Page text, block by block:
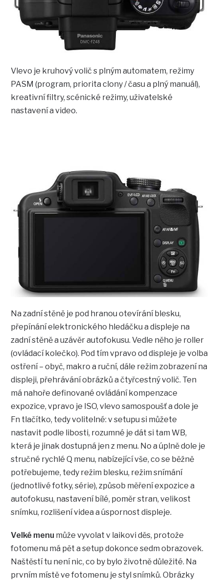
Vlevo je kruhový volič s plným automatem, režimy
PASM (program, priorita clony / času a plný manuál),
kreativní filtry, scénické režimy, uživatelské
nastavení a video.
Na zadní stěně je pod hranou otevírání blesku,
přepínání elektronického hledáčku a displeje na
zadní stěně a uzávěr autofokusu. Vedle něho je roller
(ovládací kolečko). Pod tím vpravo od displeje je volba
ostření – obyč, makro a ruční, dále režim zobrazení na
displeji, přehrávání obrázků a čtyřcestný volič. Ten
má nahoře definované ovládání kompenzace
expozice, vpravo je ISO, vlevo samospoušť a dole je
Fn tlačítko, tedy volitelné: v setupu si můžete
nastavit podle libosti, rozumné je dát si tam WB,
která je jinak dostupná jen z menu. No a úplně dole je
stručné rychlé Q menu, nabízející vše, co se běžně
potřebujeme, tedy režim blesku, režim snímání
(jednotlivé fotky, série), způsob měření expozice a
autofokusu, nastavení bílé, poměr stran, velikost
snímku, rozlišení videa a úspornost displeje.
Velké menu může vyvolat v laikovi děs, protože
fotomenu má pět a setup dokonce sedm obrazovek.
Naštěstí tu není nic, co by bylo životně důležité. Na
prvním místě ve fotomenu je styl snímků. Obrázky